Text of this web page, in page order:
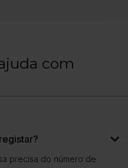
com
precisa do número de